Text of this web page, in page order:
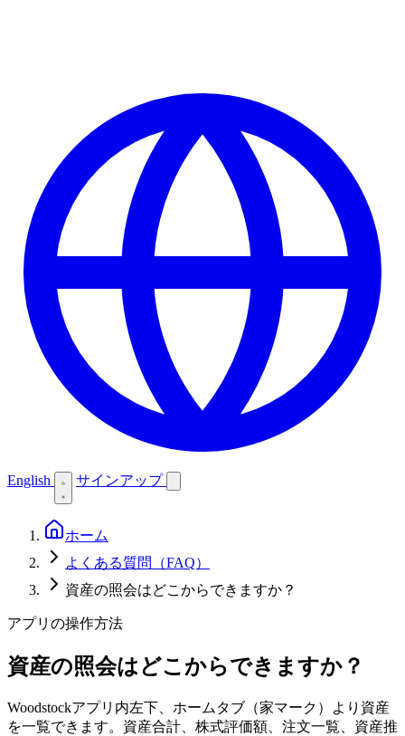
English サインアップ
ホーム
よくある質問（FAQ）
資産の照会はどこからできますか？
アプリの操作方法
資産の照会はどこからできますか？
Woodstockアプリ内左下、ホームタブ（家マーク）より資産
を一覧できます。資産合計、株式評価額、注文一覧、資産推